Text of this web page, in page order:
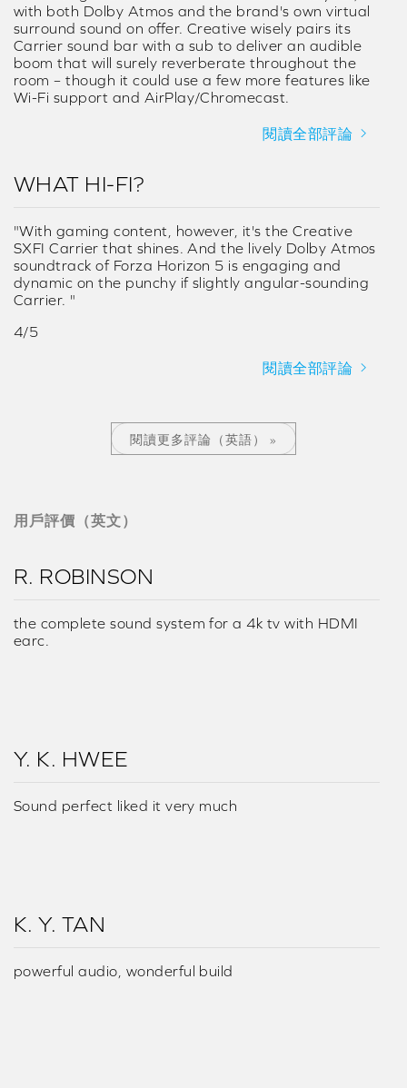
with both Dolby Atmos and the brand's own virtual
surround sound on offer. Creative wisely pairs its
Carrier sound bar with a sub to deliver an audible
boom that will surely reverberate throughout the
room – though it could use a few more features like
Wi-Fi support and AirPlay/Chromecast.
閱讀全部評論
WHAT HI-FI?
"With gaming content, however, it's the Creative
SXFI Carrier that shines. And the lively Dolby Atmos
soundtrack of Forza Horizon 5 is engaging and
dynamic on the punchy if slightly angular-sounding
Carrier. "
4/5
閱讀全部評論
閱讀更多評論（英語） »
用戶評價（英文）
R. ROBINSON
the complete sound system for a 4k tv with HDMI
earc.
Y. K. HWEE
Sound perfect liked it very much
K. Y. TAN
powerful audio, wonderful build